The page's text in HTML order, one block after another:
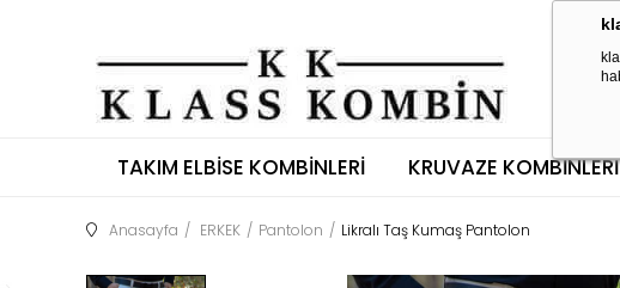
TAKIM ELBISE KOMBINLERI KRUVAZE KOMBINLERI
Anasayfa ERKEK Pantolon Likralı Taş Kumaş Pantolon